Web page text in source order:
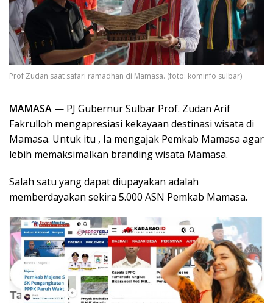
Prof Zudan saat safari ramadhan di Mamasa. (foto: kominfo sulbar)
MAMASA — PJ Gubernur Sulbar Prof. Zudan Arif
Fakrulloh mengapresiasi kekayaan destinasi wisata di
Mamasa. Untuk itu , Ia mengajak Pemkab Mamasa agar
lebih memaksimalkan branding wisata Mamasa.
Salah satu yang dapat diupayakan adalah
memberdayakan sekira 5.000 ASN Pemkab Mamasa.